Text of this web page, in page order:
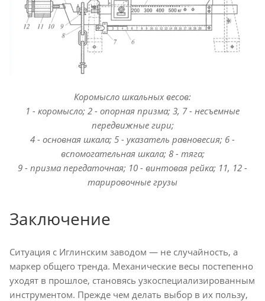
Коромысло шкальных весов:
1 - коромысло; 2 - опорная призма; 3, 7 - несъемные
передвижные гири;
4 - основная шкала; 5 - указатель равновесия; 6 -
вспомогательная шкала; 8 - тяга;
9 - призма передаточная; 10 - винтовая рейка; 11, 12 -
тарировочные грузы
Заключение
Ситуация с Иглинским заводом — не случайность, а
маркер общего тренда. Механические весы постепенно
уходят в прошлое, становясь узкоспециализированным
инструментом. Прежде чем делать выбор в их пользу,